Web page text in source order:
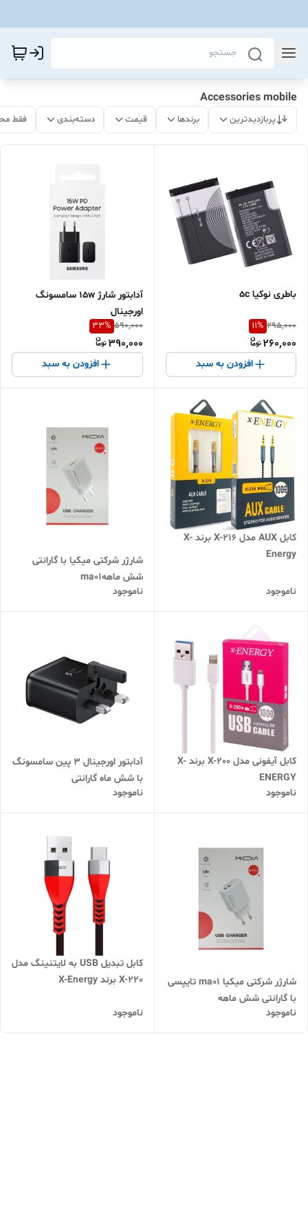
Accessories mobile
پربازدیدترین برندها قیمت دسته‌بندی فقط
باطری نوکیا 5c
295,000
11%
260,000
افزودن به سبد
آدابتور شارژ 15w سامسونگ
اورجینال
590,000
33%
390,000
افزودن به سبد
کابل AUX مدل X-216 برند X-
Energy
ناموجود
شارژر شرکتی میکیا با گارانتی
شش ماههma01
ناموجود
کابل آیفونی مدل X-200 برند X-
ENERGY
ناموجود
آدابتور اورجینال ۳ پین سامسونگ
با شش ماه گارانتی
ناموجود
شارژر شرکتی میکیا ma01 تایپسی
با گارانتی شش ماهه
ناموجود
کابل تبدیل USB به لایتنینگ مدل
X-220 برند X-Energy
ناموجود